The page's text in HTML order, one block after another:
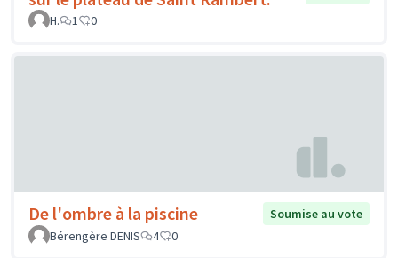
H.
1 0
De l'ombre à la piscine
Soumise au vote
Bérengère DENIS
4 0